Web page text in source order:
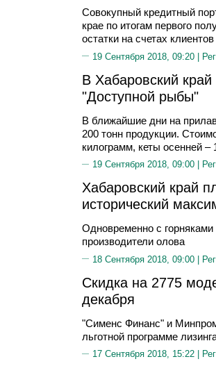
Совокупный кредитный
крае по итогам первого
остатки на счетах
19 Сентября 2018, 09:20 |
В Хабаровский
"Доступной рыбы"
В ближайшие дни на
200 тонн продукции.
килограмм, кеты осенней –
19 Сентября 2018, 09:00 |
Хабаровский край
исторический
Одновременно с горняками
производители олова
18 Сентября 2018, 09:00 |
Cкидка на 2775
декабря
"Сименс Финанс" и
льготной программе
17 Сентября 2018, 15:22 |